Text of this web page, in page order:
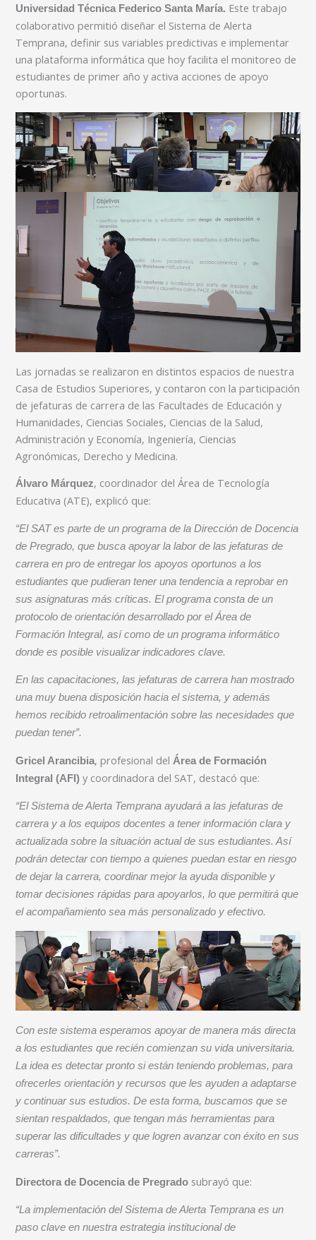
Universidad Técnica Federico Santa María. Este trabajo
colaborativo permitió diseñar el Sistema de Alerta
Temprana, definir sus variables predictivas e implementar
una plataforma informática que hoy facilita el monitoreo de
estudiantes de primer año y activa acciones de apoyo
oportunas.
Las jornadas se realizaron en distintos espacios de nuestra
Casa de Estudios Superiores, y contaron con la participación
de jefaturas de carrera de las Facultades de Educación y
Humanidades, Ciencias Sociales, Ciencias de la Salud,
Administración y Economía, Ingeniería, Ciencias
Agronómicas, Derecho y Medicina.
Álvaro Márquez, coordinador del Área de Tecnología
Educativa (ATE), explicó que:
“El SAT es parte de un programa de la Dirección de Docencia
de Pregrado, que busca apoyar la labor de las jefaturas de
carrera en pro de entregar los apoyos oportunos a los
estudiantes que pudieran tener una tendencia a reprobar en
sus asignaturas más críticas. El programa consta de un
protocolo de orientación desarrollado por el Área de
Formación Integral, así como de un programa informático
donde es posible visualizar indicadores clave.
En las capacitaciones, las jefaturas de carrera han mostrado
una muy buena disposición hacia el sistema, y además
hemos recibido retroalimentación sobre las necesidades que
puedan tener”.
Gricel Arancibia, profesional del Área de Formación
Integral (AFI) y coordinadora del SAT, destacó que:
“El Sistema de Alerta Temprana ayudará a las jefaturas de
carrera y a los equipos docentes a tener información clara y
actualizada sobre la situación actual de sus estudiantes. Así
podrán detectar con tiempo a quienes puedan estar en riesgo
de dejar la carrera, coordinar mejor la ayuda disponible y
tomar decisiones rápidas para apoyarlos, lo que permitirá que
el acompañamiento sea más personalizado y efectivo.
Con este sistema esperamos apoyar de manera más directa
a los estudiantes que recién comienzan su vida universitaria.
La idea es detectar pronto si están teniendo problemas, para
ofrecerles orientación y recursos que les ayuden a adaptarse
y continuar sus estudios. De esta forma, buscamos que se
sientan respaldados, que tengan más herramientas para
superar las dificultades y que logren avanzar con éxito en sus
carreras”.
Directora de Docencia de Pregrado subrayó que:
“La implementación del Sistema de Alerta Temprana es un
paso clave en nuestra estrategia institucional de